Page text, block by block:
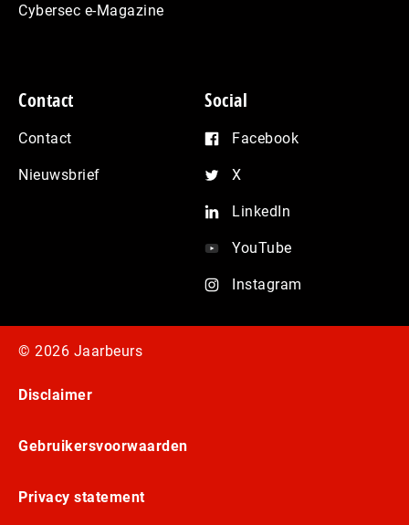
Cybersec e-Magazine
Contact
Contact
Nieuwsbrief
Social
Facebook
X
LinkedIn
YouTube
Instagram
© 2026 Jaarbeurs
Disclaimer
Gebruikersvoorwaarden
Privacy statement